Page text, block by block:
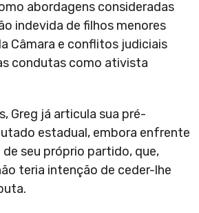
abordagens consideradas
indevida de filhos menores
Câmara e conflitos judiciais
condutas como ativista
Greg já articula sua pré-
estadual, embora enfrente
seu próprio partido, que,
teria intenção de ceder-lhe